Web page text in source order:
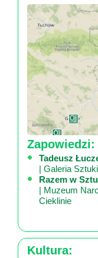
Zapowiedzi:
Tadeusz
| Galeria
Razem w
| Muzeum
Cieklinie
Kultura: